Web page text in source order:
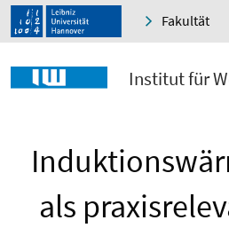
Fakultät
Institut für
als